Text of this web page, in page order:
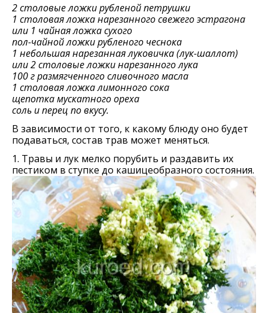
2 столовые ложки рубленой петрушки
1 столовая ложка нарезанного свежего эстрагона
или 1 чайная ложка сухого
пол-чайной ложки рубленого чеснока
1 небольшая нарезанная луковичка (лук-шаллот)
или 2 столовые ложки нарезанного лука
100 г размягченного сливочного масла
1 столовая ложка лимонного сока
щепотка мускатного ореха
соль и перец по вкусу.
В зависимости от того, к какому блюду оно будет
подаваться, состав трав может меняться.
1. Травы и лук мелко порубить и раздавить их
пестиком в ступке до кашицеобразного состояния.